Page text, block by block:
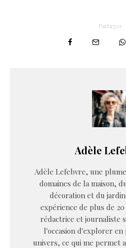
Partager
Adèle
Adèle Lefebvre, une
domaines de la maison,
décoration et du
expérience de plus de
rédactrice et journaliste
l'occasion d'explorer en
univers, ce qui me permet